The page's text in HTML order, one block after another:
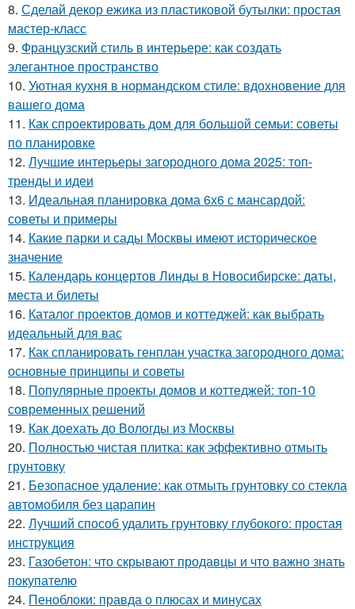
8. Сделай декор ежика из пластиковой бутылки: простая
мастер-класс
9. Французский стиль в интерьере: как создать
элегантное пространство
10. Уютная кухня в нормандском стиле: вдохновение для
вашего дома
11. Как спроектировать дом для большой семьи: советы
по планировке
12. Лучшие интерьеры загородного дома 2025: топ-
тренды и идеи
13. Идеальная планировка дома 6х6 с мансардой:
советы и примеры
14. Какие парки и сады Москвы имеют историческое
значение
15. Календарь концертов Линды в Новосибирске: даты,
места и билеты
16. Каталог проектов домов и коттеджей: как выбрать
идеальный для вас
17. Как спланировать генплан участка загородного дома:
основные принципы и советы
18. Популярные проекты домов и коттеджей: топ-10
современных решений
19. Как доехать до Вологды из Москвы
20. Полностью чистая плитка: как эффективно отмыть
грунтовку
21. Безопасное удаление: как отмыть грунтовку со стекла
автомобиля без царапин
22. Лучший способ удалить грунтовку глубокого: простая
инструкция
23. Газобетон: что скрывают продавцы и что важно знать
покупателю
24. Пеноблоки: правда о плюсах и минусах